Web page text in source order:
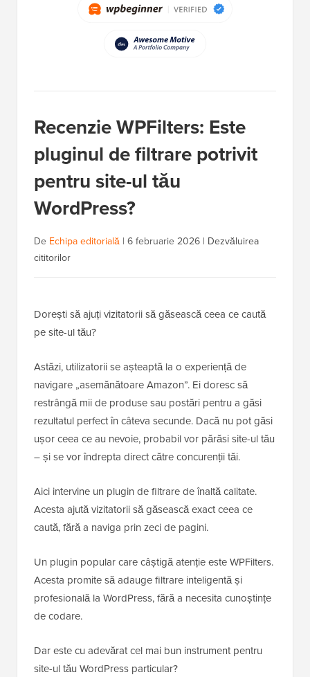
Recenzie WPFilters: Este
pluginul de filtrare potrivit
pentru site-ul tău
WordPress?
De Echipa editorială | 6 februarie 2026 | Dezvăluirea
cititorilor
Dorești să ajuți vizitatorii să găsească ceea ce caută
pe site-ul tău?
Astăzi, utilizatorii se așteaptă la o experiență de
navigare „asemănătoare Amazon”. Ei doresc să
restrângă mii de produse sau postări pentru a găsi
rezultatul perfect în câteva secunde. Dacă nu pot găsi
ușor ceea ce au nevoie, probabil vor părăsi site-ul tău
– și se vor îndrepta direct către concurenții tăi.
Aici intervine un plugin de filtrare de înaltă calitate.
Acesta ajută vizitatorii să găsească exact ceea ce
caută, fără a naviga prin zeci de pagini.
Un plugin popular care câștigă atenție este WPFilters.
Acesta promite să adauge filtrare inteligentă și
profesională la WordPress, fără a necesita cunoștințe
de codare.
Dar este cu adevărat cel mai bun instrument pentru
site-ul tău WordPress particular?